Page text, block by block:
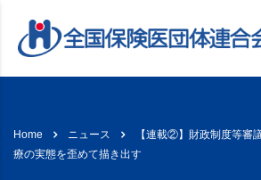
Home ニュース
【連載②】財政制度等
療の実態を歪めて描き出す